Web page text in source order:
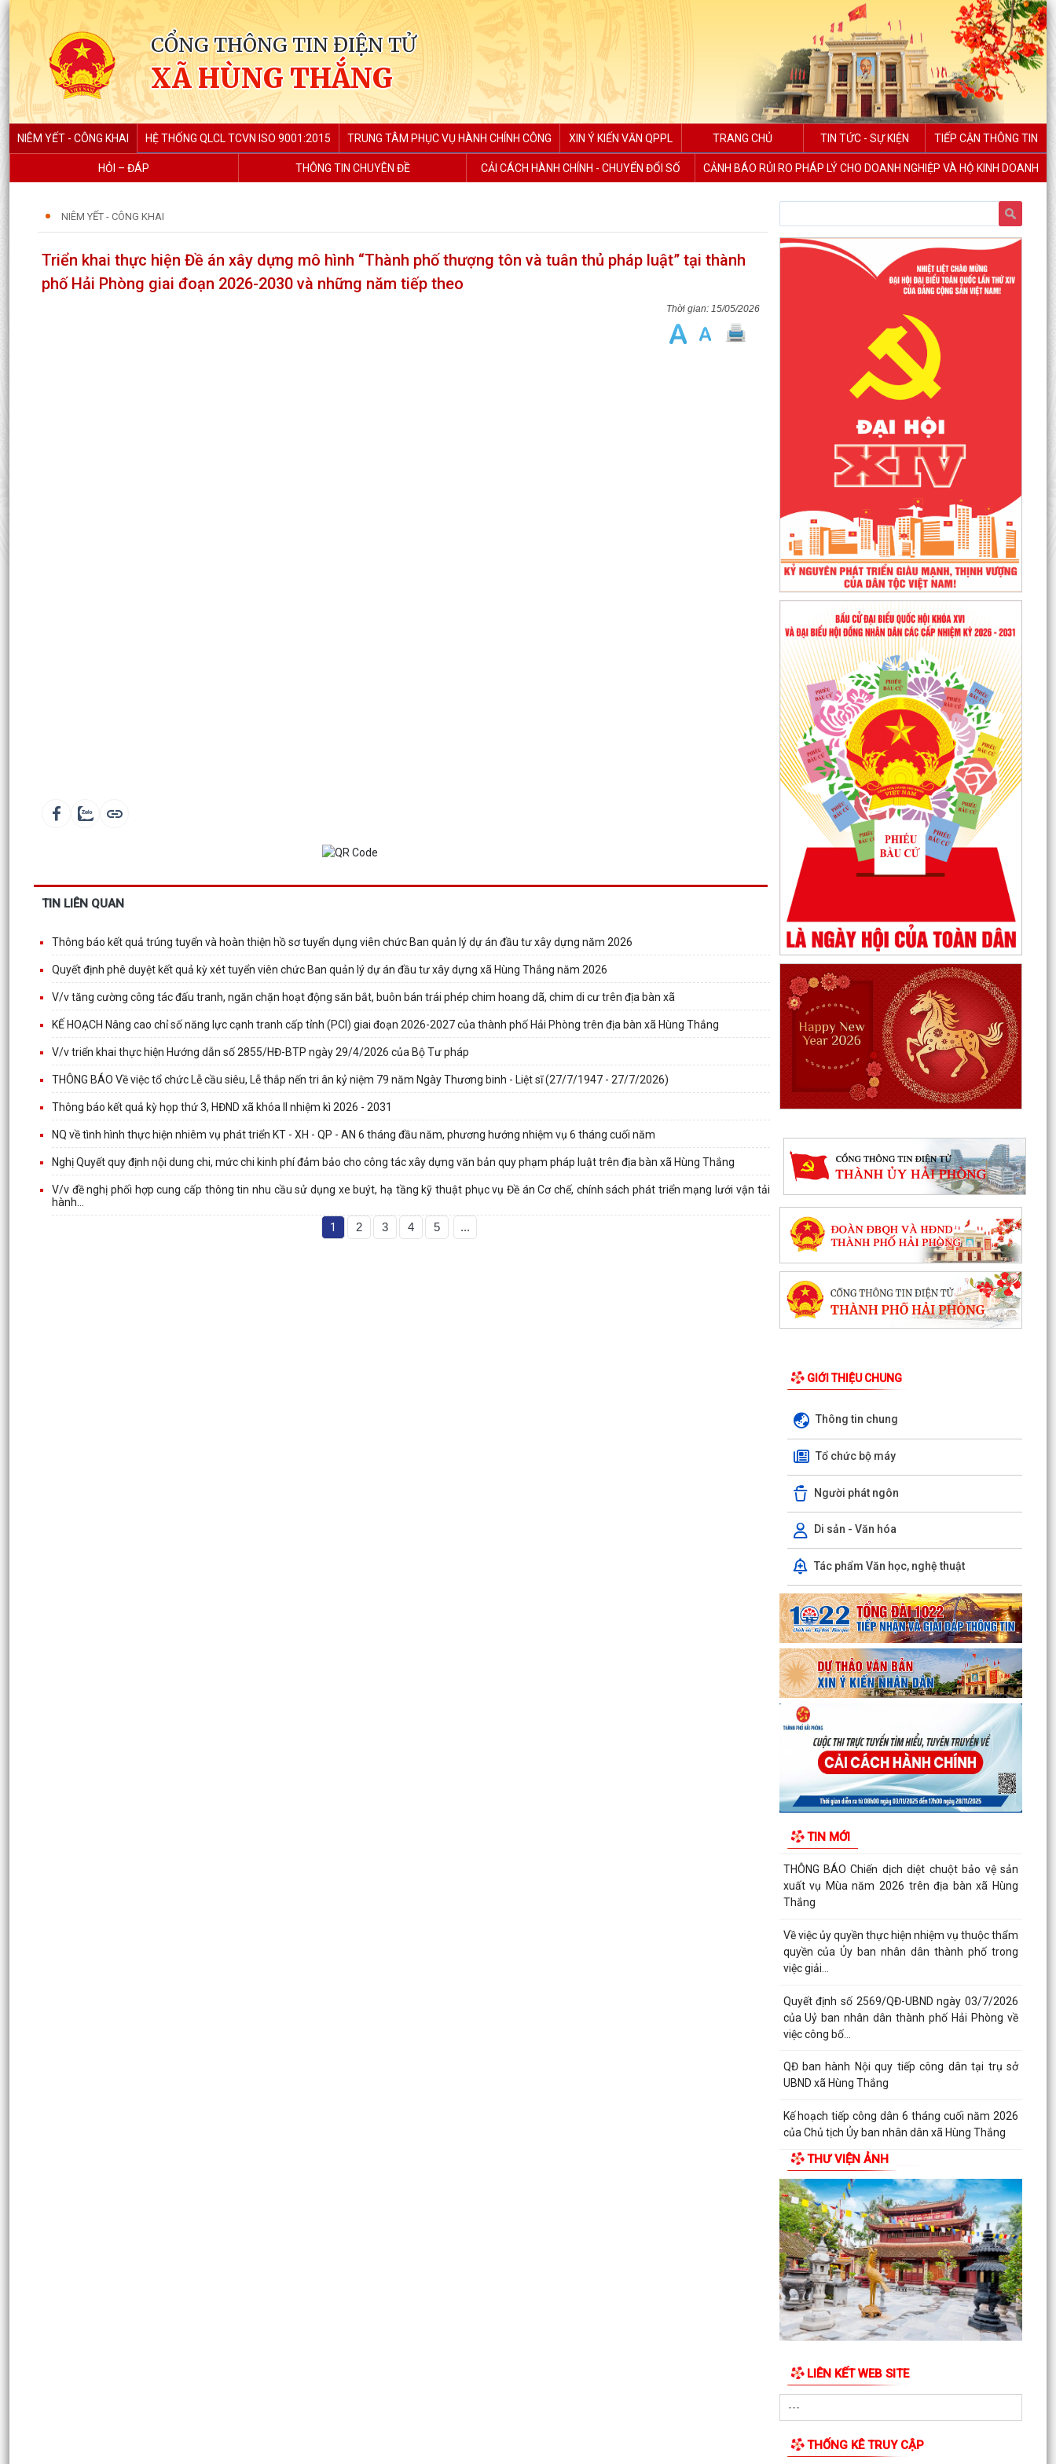
CỔNG THÔNG TIN ĐIỆN TỬ
XÃ HÙNG THẮNG
NIÊM YẾT - CÔNG KHAI HỆ THỐNG QLCL TCVN ISO 9001:2015 TRUNG TÂM PHỤC VỤ HÀNH CHÍNH CÔNG XIN Ý KIẾN VĂN QPPL TRANG CHỦ TIN TỨC - SỰ KIỆN TIẾP CẬN THÔNG TIN
HỎI – ĐÁP THÔNG TIN CHUYÊN ĐỀ CẢI CÁCH HÀNH CHÍNH - CHUYỂN ĐỔI SỐ CẢNH BÁO RỦI RO PHÁP LÝ CHO DOANH NGHIỆP VÀ HỘ KINH DOANH
NIÊM YẾT - CÔNG KHAI
Triển khai thực hiện Đề án xây dựng mô hình “Thành phố thượng tôn và tuân thủ pháp luật” tại thành
phố Hải Phòng giai đoạn 2026-2030 và những năm tiếp theo
15/05/2026
TIN LIÊN QUAN
Thông báo kết quả trúng tuyển và hoàn thiện hồ sơ tuyển dụng viên chức Ban quản lý dự án đầu tư xây dựng năm 2026
Quyết định phê duyệt kết quả kỳ xét tuyển viên chức Ban quản lý dự án đầu tư xây dựng xã Hùng Thắng năm 2026
V/v tăng cường công tác đấu tranh, ngăn chặn hoạt động săn bắt, buôn bán trái phép chim hoang dã, chim di cư trên địa bàn xã
KẾ HOẠCH Nâng cao chỉ số năng lực cạnh tranh cấp tỉnh (PCI) giai đoạn 2026-2027 của thành phố Hải Phòng trên địa bàn xã Hùng Thắng
V/v triển khai thực hiện Hướng dẫn số 2855/HĐ-BTP ngày 29/4/2026 của Bộ Tư pháp
THÔNG BÁO Về việc tổ chức Lễ cầu siêu, Lễ thắp nến tri ân kỷ niệm 79 năm Ngày Thương binh - Liệt sĩ (27/7/1947 - 27/7/2026)
Thông báo kết quả kỳ họp thứ 3, HĐND xã khóa II nhiệm kì 2026 - 2031
NQ về tình hình thực hiện nhiêm vụ phát triển KT - XH - QP - AN 6 tháng đầu năm, phương hướng nhiệm vụ 6 tháng cuối năm
Nghị Quyết quy định nội dung chi, mức chi kinh phí đảm bảo cho công tác xây dựng văn bản quy phạm pháp luật trên địa bàn xã Hùng Thắng
V/v đề nghị phối hợp cung cấp thông tin nhu cầu sử dụng xe buýt, hạ tầng kỹ thuật phục vụ Đề án Cơ chế, chính sách phát triển mạng lưới vận tải
hành...
1 2 3 4 5 ...
GIỚI THIỆU CHUNG
Thông tin chung
Tổ chức bộ máy
Người phát ngôn
Di sản - Văn hóa
Tác phẩm Văn học, nghệ thuật
TIN MỚI
Quyết định phê duyệt kết quả kỳ xét tuyển viên
chức Ban quản lý dự án đầu tư xây dựng xã
Hùng Thắng...
XÃ HÙNG THẮNG TỔ CHỨC LỄ CHÀO CỜ ĐẦU
THÁNG 8/2026
Hải Phòng giảm thời gian giải quyết từ 50% trở
lên hơn 1.900 thủ tục hành chính
XÃ HÙNG THẮNG CÔNG BỐ CÁC QUYẾT ĐỊNH
VỀ CÔNG TÁC CÁN BỘ TẠI TRƯỜNG TRUNG
HỌC CƠ SỞ VINH QUANG
Hội nghị toàn quốc quán triệt và triển khai thực
Đảng ủy xã Hùng Thắng tổ chức lớp bồi dưỡng,
tập huấn lý luận chính trị hè năm 2026
ĐẠO LÝ "UỐNG NƯỚC NHỚ NGUỒN"
ỦY BAN MTTQ VIỆT NAM XÃ HÙNG THẮNG SƠ
KẾT CÔNG TÁC MẶT TRẬN 6 THÁNG ĐẦU NĂM
2026
MANG BẢN SẮC ĐI CÙNG THẾ GIỚI
THẮNG HỌP NGHE BÁO CÁO CÔNG TÁC CHUẨN
BỊ KỲ HỌP THỨ 3
BAN VĂN HÓA - XÃ HỘI HỘI ĐỒNG NHÂN DÂN
XÃ HÙNG THẮNG THẨM TRA CÁC BÁO CÁO, TỜ
TRÌNH, DỰ THẢO NGHỊ...
THÔNG BÁO Về việc đảm bảo an toàn hạ du khi
Xã Hùng Thắng tập trung đẩy nhanh tiến độ giải
phóng mặt bằng các dự án trọng điểm
Thông báo lịch tiếp công dân định kì 6 tháng
cuối năm của thường trực HĐND, đại biểu HĐND
xã Hùng...
HĐND xã Hùng Thắng tiếp xúc cử tri chuẩn bị Kỳ
họp thường lệ giữa năm 2026
THÔNG BÁO Chiến dịch diệt chuột bảo vệ sản
xuất vụ Mùa năm 2026 trên địa bàn xã Hùng
Thắng
Về việc ủy quyền thực hiện nhiệm vụ thuộc thẩm
quyền của Ủy ban nhân dân thành phố trong
việc giải...
Quyết định số 2569/QĐ-UBND ngày 03/7/2026
của Uỷ ban nhân dân thành phố Hải Phòng về
việc công bố...
QĐ ban hành Nội quy tiếp công dân tại trụ sở
Kế hoạch tiếp công dân 6 tháng cuối năm 2026
của Chủ tịch Ủy ban nhân dân xã Hùng Thắng
Quyết định ban hành Quy chế tiếp công dân của
Chủ tịch UBND xã Hùng Thắng
THÁNG 7 NĂM 2026
vụ thuế và tạm hoãn xuất cảnh đối với công dân
trên...
V/v triển khai thực hiện Quyết định số
51/2026/QĐ-UBND ngày 26/6/2026 của UBND
thành phố ban hành...
Xã Hùng Thắng công bố các quyết định về công
tác cán bộ
Xã Hùng Thắng sơ kết nhiệm vụ phát triển kinh
tế - xã hội 6 tháng đầu năm, triển khai nhiệm vụ
6...
HỘI CCB TP HẢI PHÒNG BÀN GIAO KINH PHÍ HỖ
TÌNH CỰU CHIẾN...
HĐND xã Hùng Thắng thông qua Nghị quyết về
HĐND xã Hùng Thắng giám sát việc thực hiện
THƯ VIỆN ẢNH
LIÊN KẾT WEB SITE
THỐNG KÊ TRUY CẬP